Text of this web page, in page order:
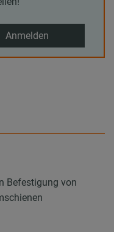
Anmelden
Befestigung von